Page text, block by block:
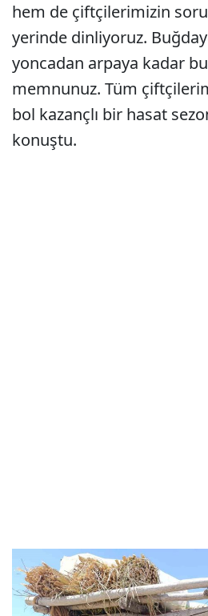
hem de çiftçilerimizin
yerinde dinliyoruz.
yoncadan arpaya kadar
memnunuz. Tüm
bol kazançlı bir hasat
konuştu.